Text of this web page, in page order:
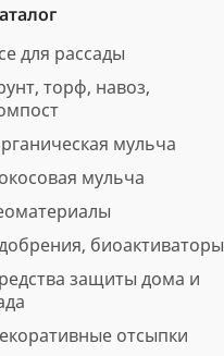
для рассады
торф, навоз,
мульча
мульча
биоактиваторы
защиты дома и
отсыпки